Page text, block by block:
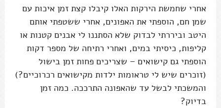
אחרי שחמשת הירקות האלו קיבלו קצת זמן איכות עם
שמן חם, הוספתי את האפונים, אחרי ששטפתי אותם
היטב וביררתי לבדוק שלא הסתננו לי אבנים קטנות או
קליפות, כיסיתי במים, ואחרי רתיחה של מספר דקות
הוספתי גם קישואים – שצריכים פחות זמן בישול
(זוכרים שיש לי טראומות ילדות מקישואים רכרוכיים?)
והמשכתי לבשל עד שהאפונה התרככה. כמה זמן
בדיוק?